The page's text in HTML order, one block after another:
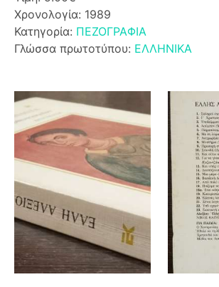
Χρονολογία: 1989
Κατηγορία: ΠΕΖΟΓΡΑΦΙΑ
Γλώσσα πρωτοτύπου: ΕΛΛΗΝΙΚΑ